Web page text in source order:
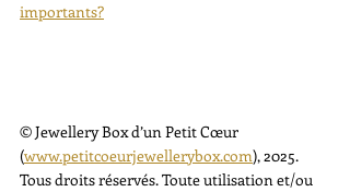
importants?
© Jewellery Box d’un Petit Cœur
(www.petitcoeurjewellerybox.com), 2025.
Tous droits réservés. Toute utilisation et/ou